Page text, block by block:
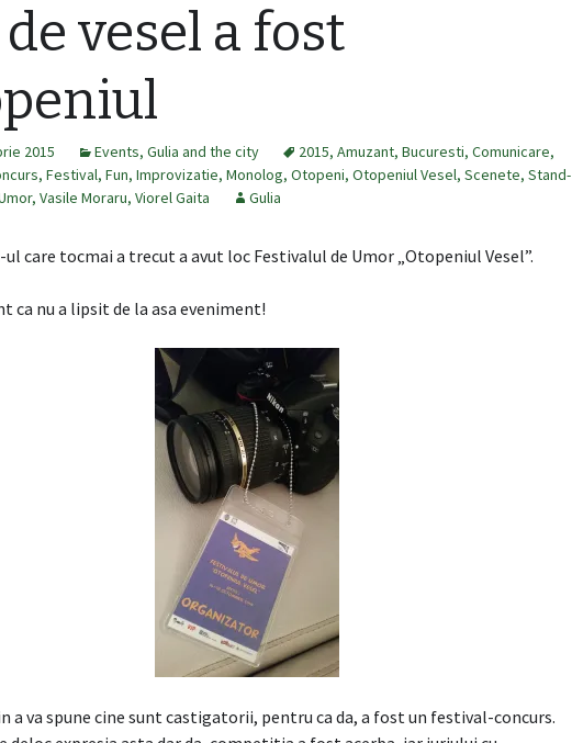
vesel a fost
2015 Events, Gulia and the city 2015, Amuzant, Bucuresti, Comunicare,
, Festival, Fun, Improvizatie, Monolog, Otopeni, Otopeniul Vesel, Scenete, Stand-
, Vasile Moraru, Viorel Gaita Gulia
ul care tocmai a trecut a avut loc Festivalul de Umor „Otopeniul Vesel”.
ca nu a lipsit de la asa eveniment!
a va spune cine sunt castigatorii, pentru ca da, a fost un festival-concurs.